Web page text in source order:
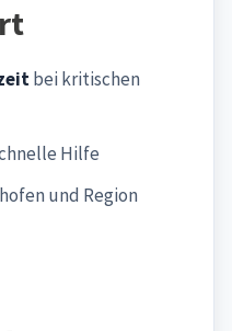
bei kritischen
Hilfe
und Region